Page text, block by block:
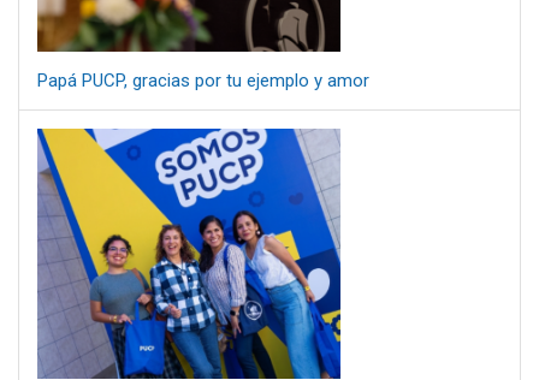
Papá PUCP, gracias por tu ejemplo y amor